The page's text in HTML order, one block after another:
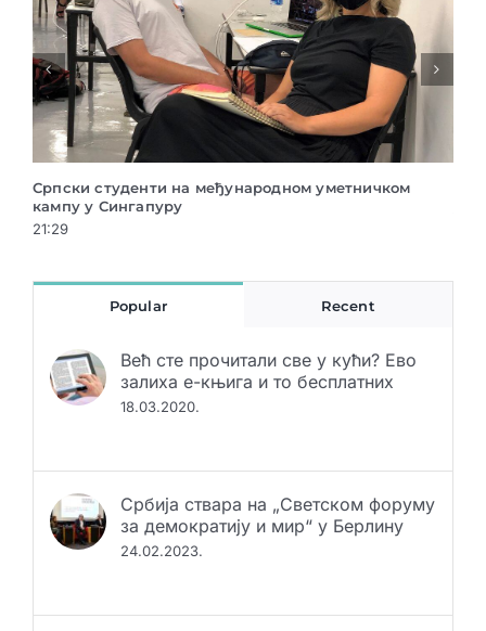
уметничком
Археолошка изложба „Сан
Popular Recent
Већ сте прочитали све у кући? Ево
залиха е-књига и то бесплатних
18.03.2020.
Србија ствара на „Светском форуму
за демократију и мир“ у Берлину
24.02.2023.